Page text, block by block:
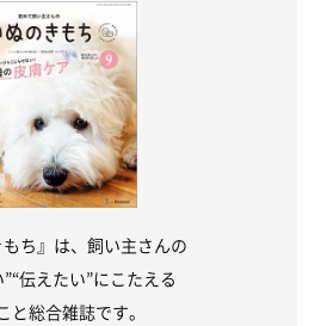
もち』は、飼い主さんの
伝えたい”にこたえる
と総合雑誌です。